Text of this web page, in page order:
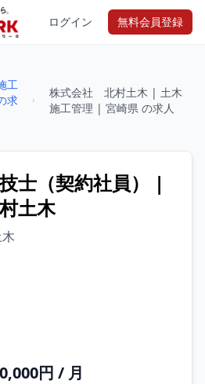
ログイン 無料会員登録
工
求
株式会社 北村土木 | 土木
施工管理 | 宮崎県 の求人
士（契約社員） |
土木
円 / 月